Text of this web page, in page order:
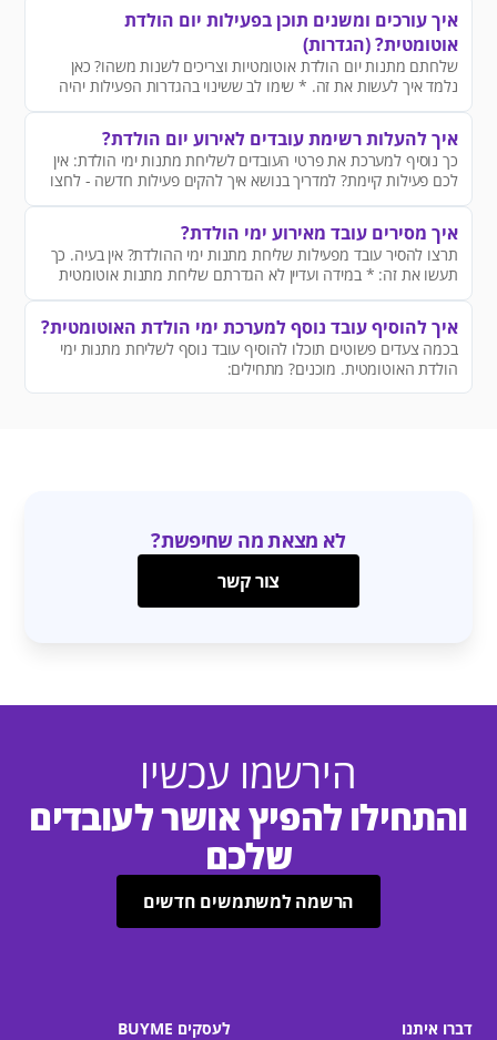
איך עורכים ומשנים תוכן בפעילות יום הולדת
אוטומטית? (הגדרות)
שלחתם מתנות יום הולדת אוטומטיות וצריכים לשנות משהו? כאן
נלמד איך לעשות את זה. * שימו לב ששינוי בהגדרות הפעילות יהיה
תקף לכל השליחות שיתבצעו ממנה מעתה והלאה.
איך להעלות רשימת עובדים לאירוע יום הולדת?
כך נוסיף למערכת את פרטי העובדים לשליחת מתנות ימי הולדת: אין
לכם פעילות קיימת? למדריך בנושא איך להקים פעילות חדשה - לחצו
כאן
איך מסירים עובד מאירוע ימי הולדת?
תרצו להסיר עובד מפעילות שליחת מתנות ימי ההולדת? אין בעיה. כך
תעשו את זה: * במידה ועדיין לא הגדרתם שליחת מתנות אוטומטית
איך להוסיף עובד נוסף למערכת ימי הולדת האוטומטית?
בכמה צעדים פשוטים תוכלו להוסיף עובד נוסף לשליחת מתנות ימי
הולדת האוטומטית. מוכנים? מתחילים:
לא מצאת מה שחיפשת?
צור קשר
הירשמו עכשיו
והתחילו להפיץ אושר לעובדים
שלכם
הרשמה למשתמשים חדשים
דברו איתנו
לעסקים BUYME